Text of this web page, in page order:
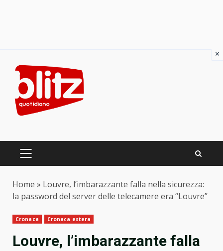
content
PRIMARY
Home » Louvre, l’imbarazzante falla nella sicurezza:
la password del server delle telecamere era “Louvre”
Cronaca Cronaca estera
Louvre, l’imbarazzante falla
×